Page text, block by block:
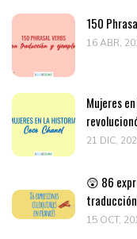
150
16 ABR,
Mujeres
21 DIC,
😲 86
15 OCT,